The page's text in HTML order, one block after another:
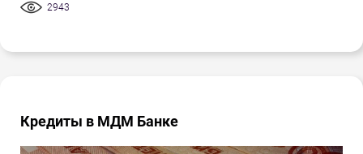
2943
Кредиты в МДМ Банке